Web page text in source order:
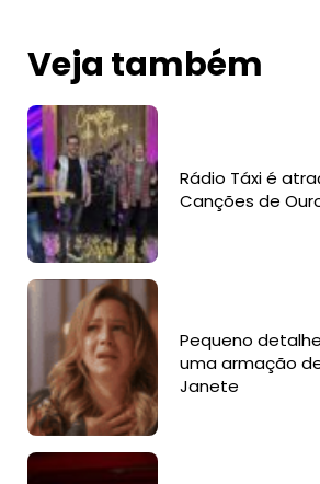
Veja também
Rádio Táxi é
Canções de
Pequeno
uma armação
Janete